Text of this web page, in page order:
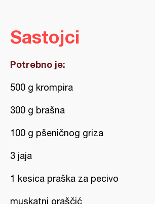
Sastojci
Potrebno je:
500 g krompira
300 g brašna
100 g pšeničnog griza
3 jaja
1 kesica praška za pecivo
muskatni oraščić